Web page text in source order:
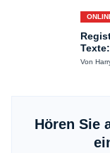
Von
Hören Sie